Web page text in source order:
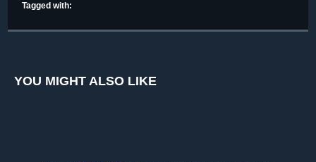
Tagged with:
YOU MIGHT ALSO LIKE